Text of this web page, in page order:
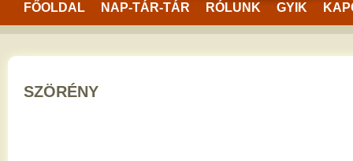
FŐOLDAL NAP-TÁR-TÁR RÓLUNK GYIK
SZÖRÉNY